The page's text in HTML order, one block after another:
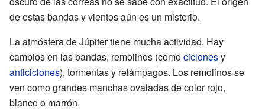
de estas bandas y vientos aún es un misterio.
La atmósfera de Júpiter tiene mucha actividad. Hay
cambios en las bandas, remolinos (comociclonesy
anticiclones), tormentas y relámpagos. Los remolinos se
ven como grandes manchas ovaladas de color rojo,
blanco o marrón.